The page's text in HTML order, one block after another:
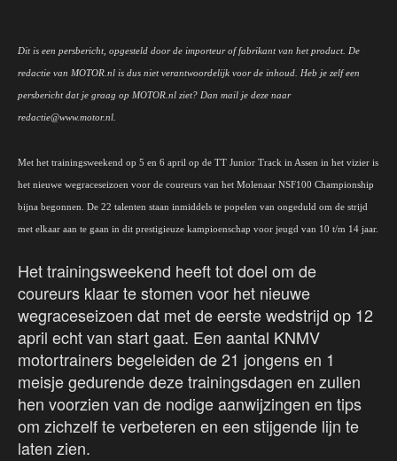
Dit is een persbericht, opgesteld door de importeur of fabrikant van het product. De
redactie van MOTOR.nl is dus niet verantwoordelijk voor de inhoud. Heb je zelf een
persbericht dat je graag op MOTOR.nl ziet? Dan mail je deze naar
redactie@www.motor.nl.
Met het trainingsweekend op 5 en 6 april op de TT Junior Track in Assen in het vizier is
het nieuwe wegraceseizoen voor de coureurs van het Molenaar NSF100 Championship
bijna begonnen. De 22 talenten staan inmiddels te popelen van ongeduld om de strijd
met elkaar aan te gaan in dit prestigieuze kampioenschap voor jeugd van 10 t/m 14 jaar.
Het trainingsweekend heeft tot doel om de
coureurs klaar te stomen voor het nieuwe
wegraceseizoen dat met de eerste wedstrijd op 12
april echt van start gaat. Een aantal KNMV
motortrainers begeleiden de 21 jongens en 1
meisje gedurende deze trainingsdagen en zullen
hen voorzien van de nodige aanwijzingen en tips
om zichzelf te verbeteren en een stijgende lijn te
laten zien.